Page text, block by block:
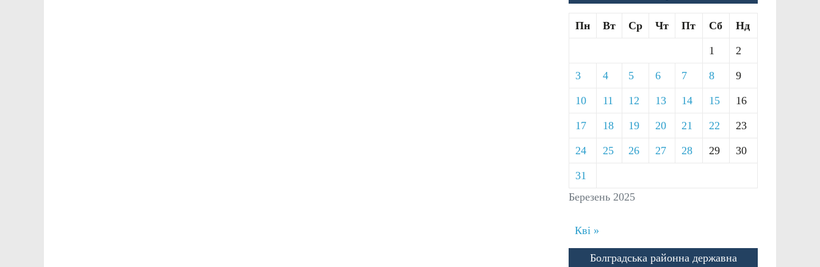
Березень 2025
Пн Вт Ср Чт Пт Сб Нд
1 2
3 4 5 6 7 8 9
10 11 12 13 14 15 16
17 18 19 20 21 22 23
24 25 26 27 28 29 30
31
Кві »
Болградська районна державна